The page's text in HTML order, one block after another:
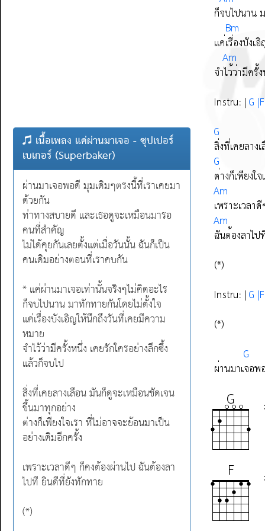
เนื้อเพลง แค่ผ่านมาเจอ - ซุปเปอร์
เบเกอร์ (Superbaker)
ผ่านมาเจอพอดี มุมเดิมๆตรงนี้ที่เราเคยมา
ด้วยกัน
ท่าทางสบายดี และเธอดูจะเหมือนมารอ
คนที่สำคัญ
ไม่ได้คุยกันเลยตั้งแต่เมื่อวันนั้น ฉันก็เป็น
คนเดิมอย่างตอนที่เราคบกัน
* แค่ผ่านมาเจอเท่านั้นจริงๆไม่คิดอะไร
ก็จบไปนาน มาทักทายกันโดยไม่ตั้งใจ
แค่เรื่องบังเอิญให้นึกถึงวันที่เคยมีความ
หมาย
จำไว้ว่ามีครั้งหนึ่ง เคยรักใครอย่างลึกซึ้ง
แล้วก็จบไป
สิ่งที่เคยลางเลือน มันก็ดูจะเหมือนชัดเจน
ขึ้นมาทุกอย่าง
ต่างก็เพียงใจเรา ที่ไม่อาจจะย้อนมาเป็น
อย่างเดิมอีกครั้ง
เพราะเวลาดีๆ ก็คงต้องผ่านไป ฉันต้องลา
ไปที ยินดีที่ยังทักทาย
(*)